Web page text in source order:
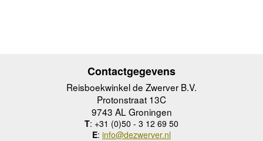
Contactgegevens
Reisboekwinkel de Zwerver B.V.
Protonstraat 13C
9743 AL Groningen
T: +31 (0)50 - 3 12 69 50
E: info@dezwerver.nl